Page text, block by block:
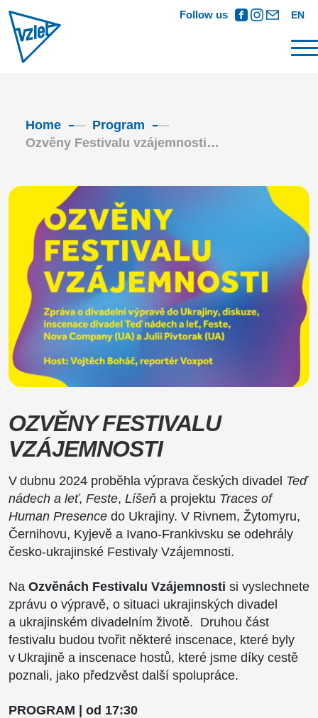
Follow us EN
Home
Program
Ozvěny Festivalu vzájemnosti…
OZVĚNY FESTIVALU
VZÁJEMNOSTI
V dubnu 2024 proběhla výprava českých divadel Teď
nádech a leť, Feste, Líšeň a projektu Traces of
Human Presence do Ukrajiny. V Rivnem, Žytomyru,
Černihovu, Kyjevě a Ivano-Frankivsku se odehrály
česko-ukrajinské Festivaly Vzájemnosti.
Na Ozvěnách Festivalu Vzájemnosti si vyslechnete
zprávu o výpravě, o situaci ukrajinských divadel
a ukrajinském divadelním životě. Druhou část
festivalu budou tvořit některé inscenace, které byly
v Ukrajině a inscenace hostů, které jsme díky cestě
poznali, jako předzvěst další spolupráce.
PROGRAM | od 17:30